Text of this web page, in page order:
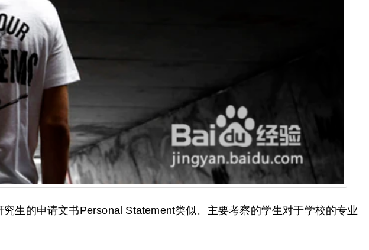
生的申请文书Personal Statement类似。主要考察的学生对于学校的专业